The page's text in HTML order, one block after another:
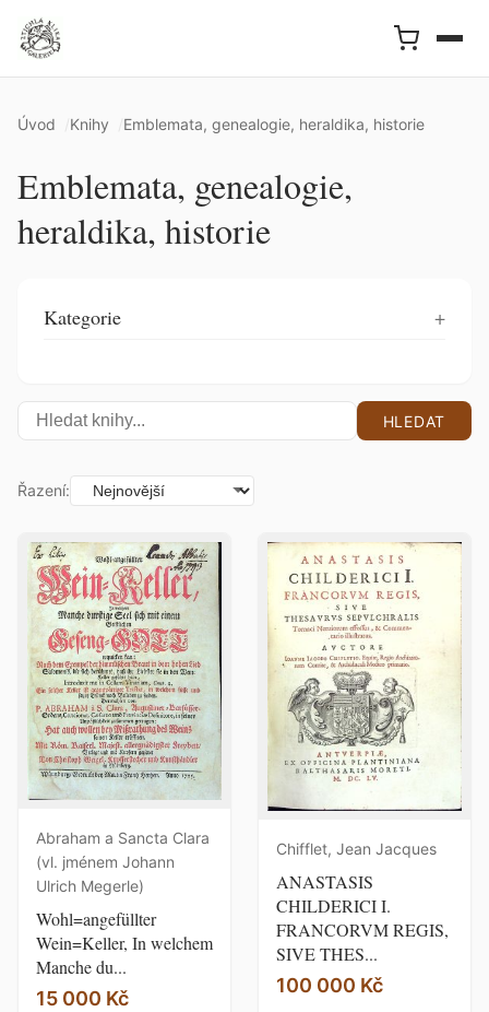
Úvod Knihy Emblemata, genealogie, heraldika, historie
Emblemata, genealogie,
heraldika, historie
Kategorie
HLEDAT
Řazení:
Abraham a Sancta Clara
(vl. jménem Johann
Ulrich Megerle)
Wohl=angefüllter
Wein=Keller, In welchem
Manche du...
15 000 Kč
Chifflet, Jean Jacques
ANASTASIS
CHILDERICI I.
FRANCORVM REGIS,
SIVE THES...
100 000 Kč